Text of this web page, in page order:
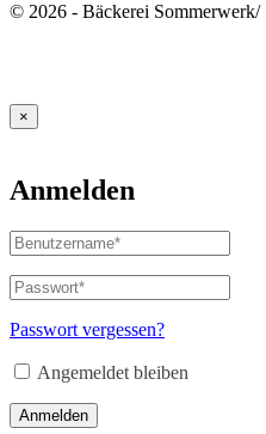
© 2026 - Bäckerei Sommerwerk/
×
Anmelden
Benutzername
oder
E-
Mail-
Adresse*
Passwort*
Erforderlich
Passwort vergessen?
Angemeldet bleiben
Anmelden